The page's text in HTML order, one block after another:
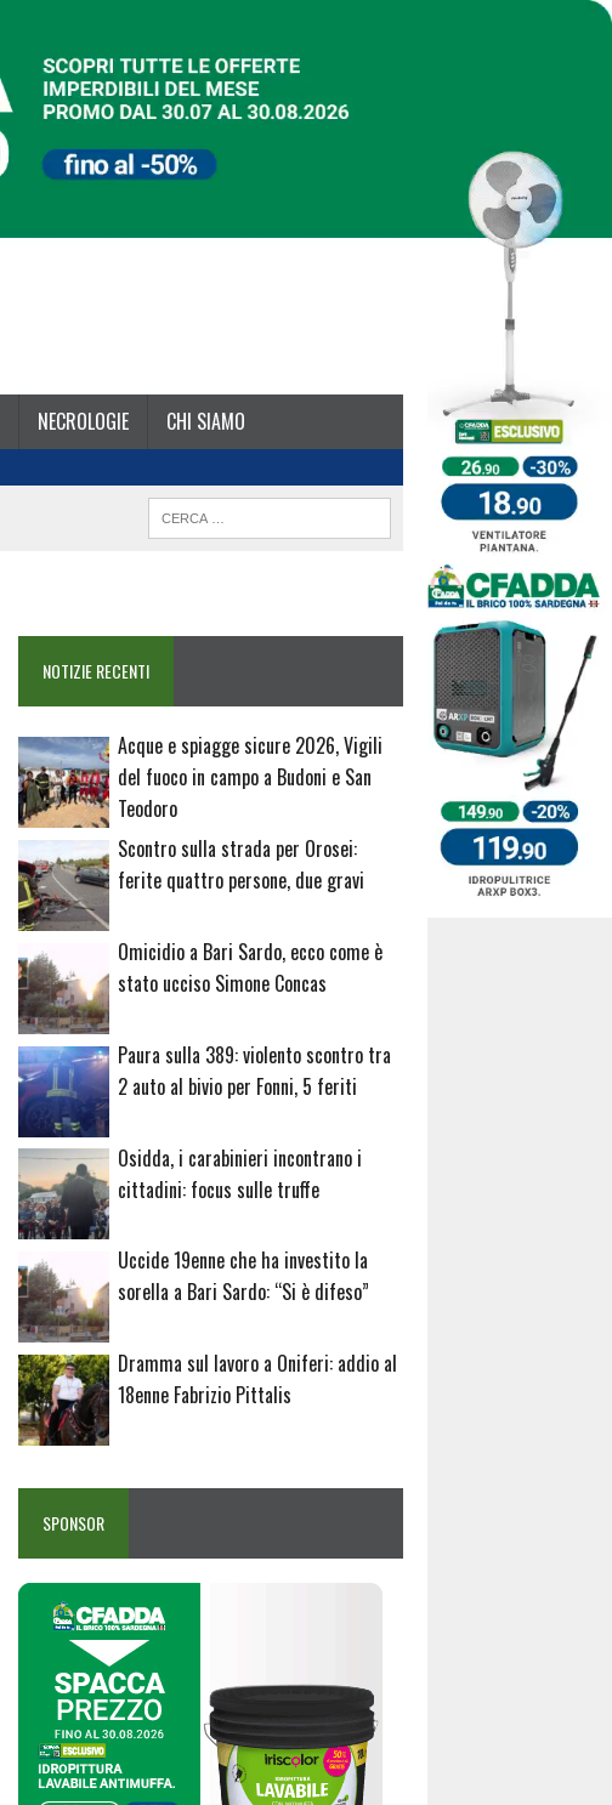
NECROLOGIE CHI SIAMO
NOTIZIE RECENTI
Acque e spiagge sicure 2026, Vigili
del fuoco in campo a Budoni e San
Teodoro
Scontro sulla strada per Orosei:
ferite quattro persone, due gravi
Omicidio a Bari Sardo, ecco come è
stato ucciso Simone Concas
Paura sulla 389: violento scontro tra
2 auto al bivio per Fonni, 5 feriti
Osidda, i carabinieri incontrano i
cittadini: focus sulle truffe
Uccide 19enne che ha investito la
sorella a Bari Sardo: “Si è difeso”
Dramma sul lavoro a Oniferi: addio al
18enne Fabrizio Pittalis
SPONSOR